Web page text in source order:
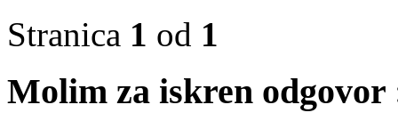
Stranica 1 od 1
Molim za iskren odgovor